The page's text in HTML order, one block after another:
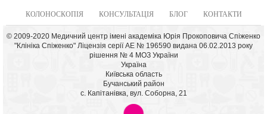
КОЛОНОСКОПІЯ КОНСУЛЬТАЦІЯ БЛОГ КОНТАКТИ
© 2009-2020 Медичний центр імені академіка Юрія Прокоповича Спіженко
"Клініка Спіженко" Ліцензія серії АЕ № 196590 видана 06.02.2013 року
рішення № 4 МОЗ України
Україна
Київська область
Бучанський район
с. Капітанівка, вул. Соборна, 21